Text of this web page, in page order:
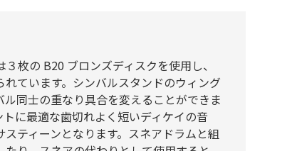
枚の B20 ブロンズディスクを使用し、
ています。シンバルスタンドのウィング
同士の重なり具合を変えることができま
に最適な歯切れよく短いディケイの音
ティーンとなります。スネアドラムと組